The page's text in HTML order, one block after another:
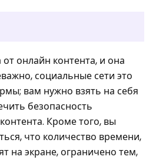
онлайн контента, и она
социальные сети это
вам нужно взять на себя
безопасность
Кроме того, вы
что количество времени,
на экране, ограничено тем,